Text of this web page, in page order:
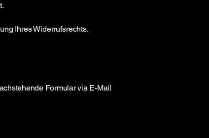
Ihres Widerrufsrechts.
Formular via E-Mail